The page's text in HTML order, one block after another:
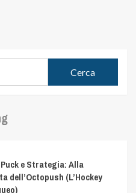
e Strategia: Alla
dell’Octopush (L’Hockey